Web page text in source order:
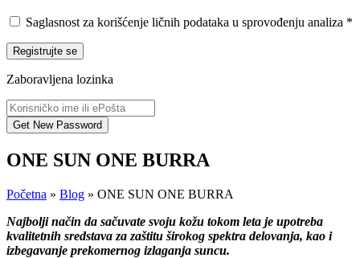
Saglasnost za korišćenje ličnih podataka u sprovođenju analiza *
Registrujte se
Zaboravljena lozinka
ONE SUN ONE BURRA
Početna » Blog » ONE SUN ONE BURRA
Najbolji način da sačuvate svoju kožu tokom leta je upotreba
kvalitetnih sredstava za zaštitu širokog spektra delovanja, kao i
izbegavanje prekomernog izlaganja suncu.